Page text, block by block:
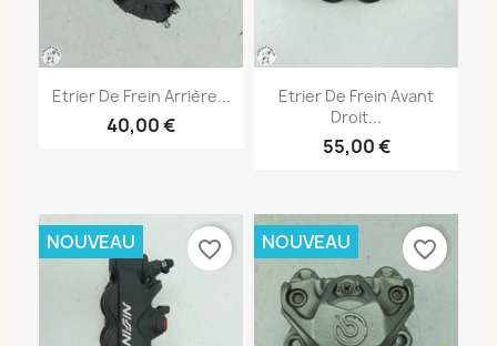
Etrier De Frein Arrière...
40,00 €
Etrier De Frein Avant
Droit...
55,00 €
NOUVEAU favorite_border NOUVEAU favorite_border